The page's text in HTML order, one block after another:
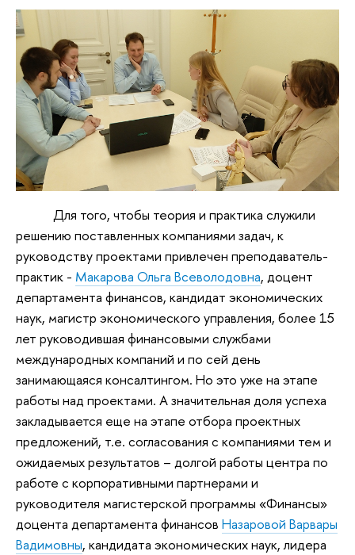
Для того, чтобы теория и практика служили
решению поставленных компаниями задач, к
руководству проектами привлечен преподаватель-
практик - Макарова Ольга Всеволодовна, доцент
департамента финансов, кандидат экономических
наук, магистр экономического управления, более 15
лет руководившая финансовыми службами
международных компаний и по сей день
занимающаяся консалтингом. Но это уже на этапе
работы над проектами. А значительная доля успеха
закладывается еще на этапе отбора проектных
предложений, т.е. согласования с компаниями тем и
ожидаемых результатов – долгой работы центра по
работе с корпоративными партнерами и
руководителя магистерской программы «Финансы»
доцента департамента финансов Назаровой Варвары
Вадимовны, кандидата экономических наук, лидера